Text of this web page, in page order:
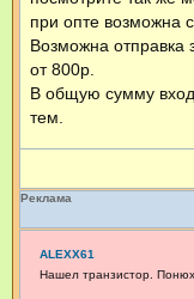
при опте возможна
Возможна отправка
от 800р.
В общую сумму
тем.
Реклама
ALEXX61
Нашел транзистор.